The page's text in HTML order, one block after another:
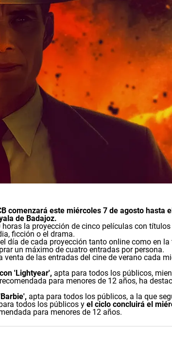
comenzará este miércoles 7 de agosto hasta
de Badajoz.
la proyección de cinco películas con
ficción o el drama.
día de cada proyección tanto online como en
un máximo de cuatro entradas por persona.
de las entradas del cine de verano cada
'Lightyear', apta para todos los públicos,
para menores de 12 años, ha
apta para todos los públicos, a la que
todos los públicos y el ciclo concluirá el
para menores de 12 años.